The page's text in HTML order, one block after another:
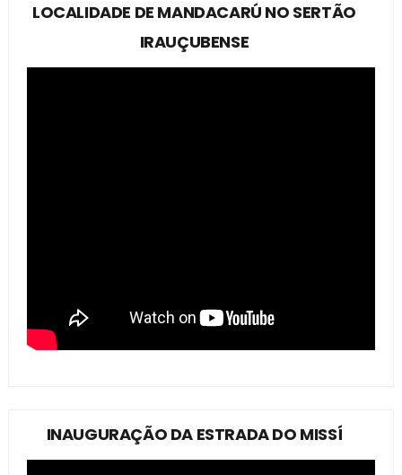
LOCALIDADE DE MANDACARÚ NO SERTÃO
IRAUÇUBENSE
INAUGURAÇÃO DA ESTRADA DO MISSÍ